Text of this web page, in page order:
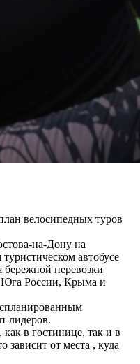
велосипедных туров
на-Дону на
автобусе
перевозки
Юга России, Крыма и
лидеров.
в гостинице, так и в
зависит от места , куда